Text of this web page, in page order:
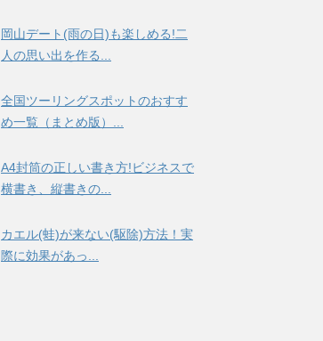
岡山デート(雨の日)も楽しめる!二
人の思い出を作る...
全国ツーリングスポットのおすす
め一覧（まとめ版）...
A4封筒の正しい書き方!ビジネスで
横書き、縦書きの...
カエル(蛙)が来ない(駆除)方法！実
際に効果があっ...